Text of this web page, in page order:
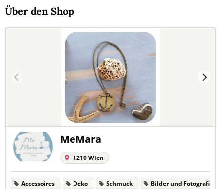
Über den Shop
MeMara
1210 Wien
Accessoires Deko Schmuck Bilder und Fotografien